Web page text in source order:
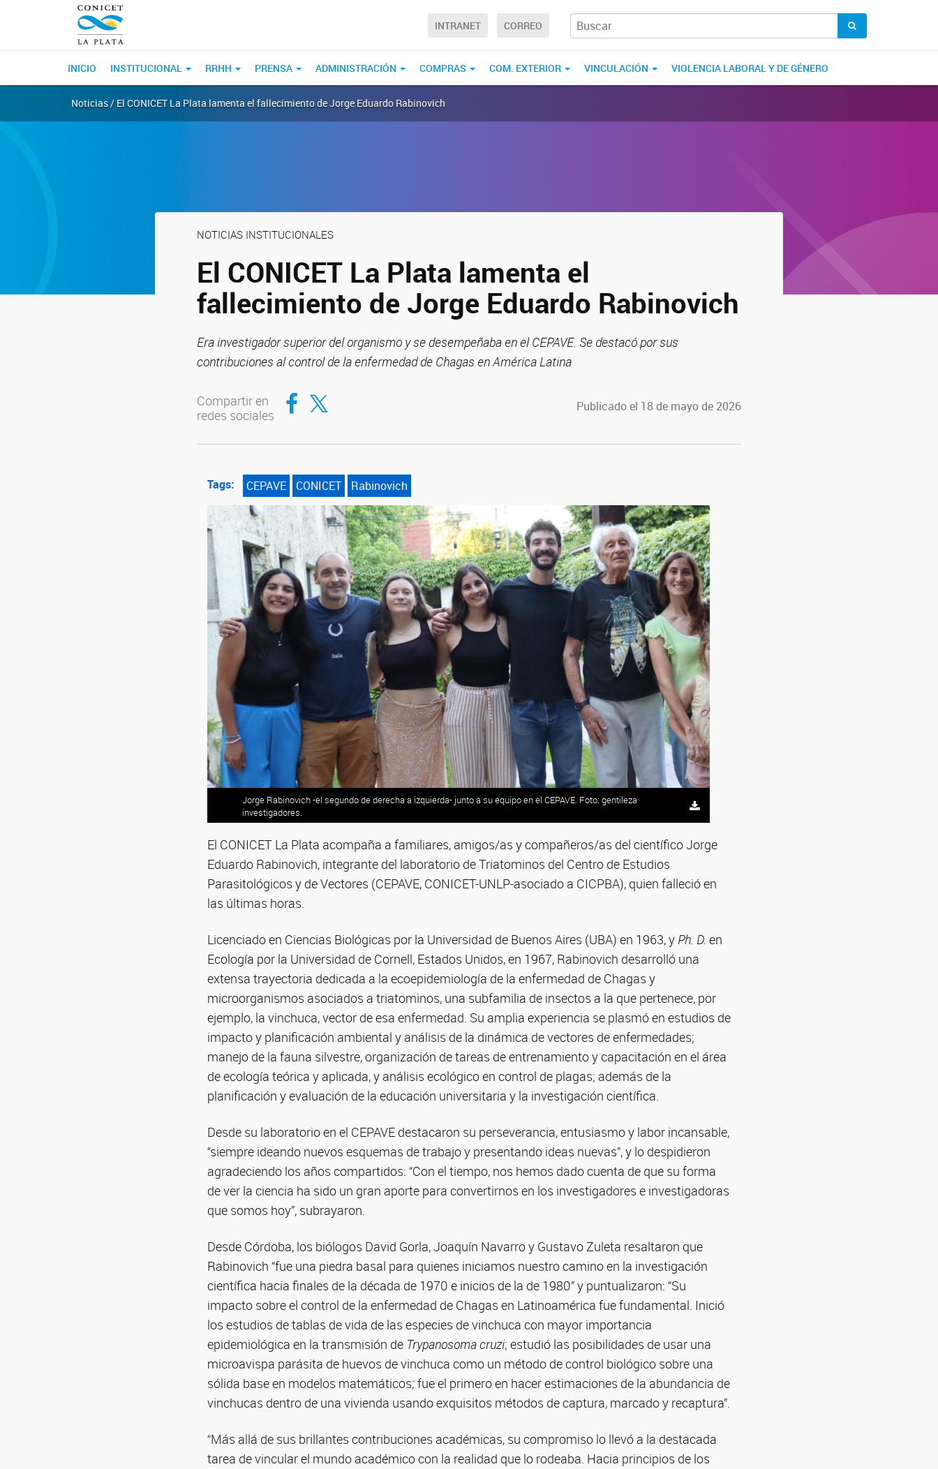
INTRANET CORREO
INICIO INSTITUCIONAL RRHH PRENSA ADMINISTRACIÓN COMPRAS COM. EXTERIOR VINCULACIÓN VIOLENCIA LABORAL Y DE GÉNERO
Noticias / El CONICET La Plata lamenta el fallecimiento de Jorge Eduardo Rabinovich
NOTICIAS INSTITUCIONALES
El CONICET La Plata lamenta el
fallecimiento de Jorge Eduardo Rabinovich
Era investigador superior del organismo y se desempeñaba en el CEPAVE. Se destacó por sus
contribuciones al control de la enfermedad de Chagas en América Latina
Compartir en
redes sociales
Compartir en Facebook
Compartir en Twitter Publicado el 18 de mayo de 2026
Tags: CEPAVE CONICET Rabinovich
Jorge Rabinovich -el segundo de derecha a izquierda- junto a su equipo en el CEPAVE. Foto: gentileza
investigadores.
El CONICET La Plata acompaña a familiares, amigos/as y compañeros/as del científico Jorge
Eduardo Rabinovich, integrante del laboratorio de Triatominos del Centro de Estudios
Parasitológicos y de Vectores (CEPAVE, CONICET-UNLP-asociado a CICPBA), quien falleció en
las últimas horas.
Licenciado en Ciencias Biológicas por la Universidad de Buenos Aires (UBA) en 1963, y Ph. D. en
Ecología por la Universidad de Cornell, Estados Unidos, en 1967, Rabinovich desarrolló una
extensa trayectoria dedicada a la ecoepidemiología de la enfermedad de Chagas y
microorganismos asociados a triatominos, una subfamilia de insectos a la que pertenece, por
ejemplo, la vinchuca, vector de esa enfermedad. Su amplia experiencia se plasmó en estudios de
impacto y planificación ambiental y análisis de la dinámica de vectores de enfermedades;
manejo de la fauna silvestre, organización de tareas de entrenamiento y capacitación en el área
de ecología teórica y aplicada, y análisis ecológico en control de plagas; además de la
planificación y evaluación de la educación universitaria y la investigación científica.
Desde su laboratorio en el CEPAVE destacaron su perseverancia, entusiasmo y labor incansable,
“siempre ideando nuevos esquemas de trabajo y presentando ideas nuevas”, y lo despidieron
agradeciendo los años compartidos: “Con el tiempo, nos hemos dado cuenta de que su forma
de ver la ciencia ha sido un gran aporte para convertirnos en los investigadores e investigadoras
que somos hoy”, subrayaron.
Desde Córdoba, los biólogos David Gorla, Joaquín Navarro y Gustavo Zuleta resaltaron que
Rabinovich “fue una piedra basal para quienes iniciamos nuestro camino en la investigación
científica hacia finales de la década de 1970 e inicios de la de 1980” y puntualizaron: “Su
impacto sobre el control de la enfermedad de Chagas en Latinoamérica fue fundamental. Inició
los estudios de tablas de vida de las especies de vinchuca con mayor importancia
epidemiológica en la transmisión de Trypanosoma cruzi; estudió las posibilidades de usar una
microavispa parásita de huevos de vinchuca como un método de control biológico sobre una
sólida base en modelos matemáticos; fue el primero en hacer estimaciones de la abundancia de
vinchucas dentro de una vivienda usando exquisitos métodos de captura, marcado y recaptura”.
“Más allá de sus brillantes contribuciones académicas, su compromiso lo llevó a la destacada
tarea de vincular el mundo académico con la realidad que lo rodeaba. Hacia principios de los